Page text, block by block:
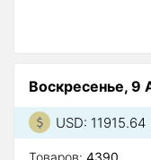
Воскресенье, 9
USD: 11915.64
Товаров: 4390